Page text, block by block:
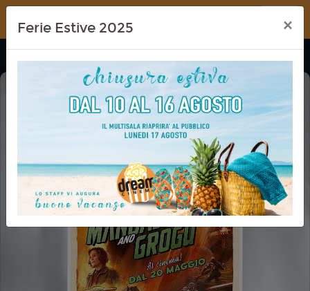
Dream Cinema
THE MANDALORIAN AND GROGU
CINEMA IN FESTA
Ferie Estive 2025 ×